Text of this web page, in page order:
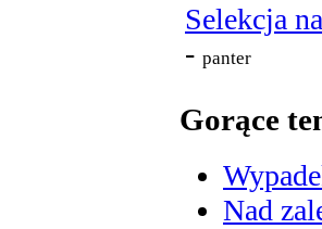
Selekcja
- panter
Gorące
Nad